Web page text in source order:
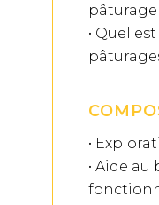
pâturage
• Quel
•
• Aide au